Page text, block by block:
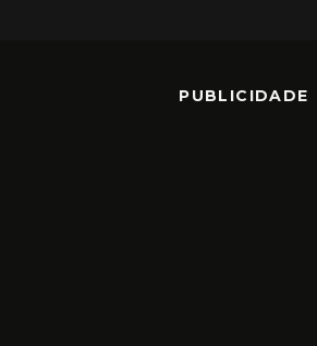
PUBLICIDADE